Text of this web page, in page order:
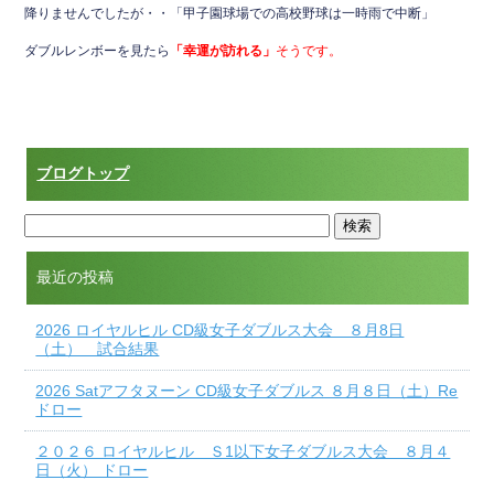
降りませんでしたが・・「甲子園球場での高校野球は一時雨で中断」
ダブルレンボーを見たら 「幸運が訪れる」 そうです。
ブログトップ
最近の投稿
2026 ロイヤルヒル CD級女子ダブルス大会 ８月8日
（土） 試合結果
2026 Satアフタヌーン CD級女子ダブルス ８月８日（土）Re
ドロー
２０２６ ロイヤルヒル Ｓ1以下女子ダブルス大会 ８月４
日（火） ドロー